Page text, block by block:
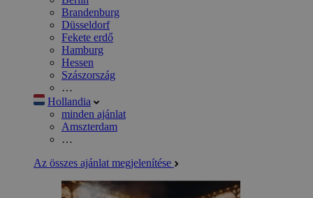
Brandenburg
Düsseldorf
Fekete erdő
Hamburg
Hessen
Szászország
…
Hollandia
minden ajánlat
Amszterdam
…
Az összes ajánlat megjelenítése